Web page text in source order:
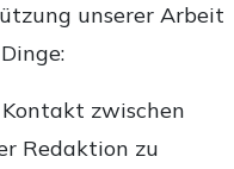
unserer Arbeit
zwischen
Redaktion zu